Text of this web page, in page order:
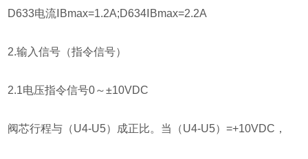
D633电流ⅠBmax=1.2A;D634ⅠBmax=2.2A
2.输入信号（指令信号）
2.1电压指令信号0～±10VDC
阀芯行程与（U4-U5）成正比。当（U4-U5）=+10VDC，